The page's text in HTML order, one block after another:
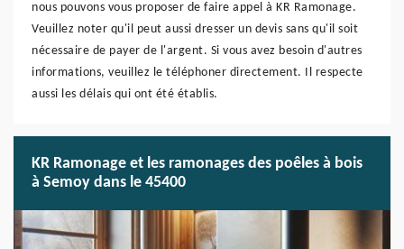
nous pouvons vous proposer de faire appel à KR Ramonage.
Veuillez noter qu'il peut aussi dresser un devis sans qu'il soit
nécessaire de payer de l'argent. Si vous avez besoin d'autres
informations, veuillez le téléphoner directement. Il respecte
aussi les délais qui ont été établis.
KR Ramonage et les ramonages des poêles à bois
à Semoy dans le 45400